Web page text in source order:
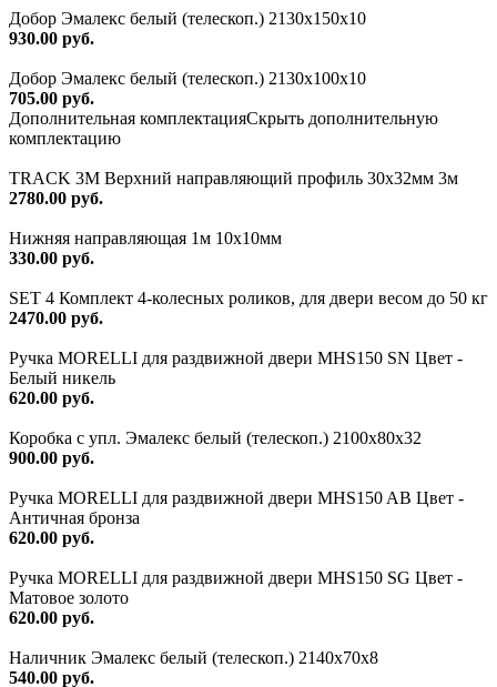
Добор Эмалекс белый (телескоп.) 2130х150х10
930.00 руб.
Добор Эмалекс белый (телескоп.) 2130х100х10
705.00 руб.
Дополнительная комплектацияСкрыть дополнительную
комплектацию
TRACK 3M Верхний направляющий профиль 30х32мм 3м
2780.00 руб.
Нижняя направляющая 1м 10х10мм
330.00 руб.
SET 4 Комплект 4-колесных роликов, для двери весом до 50 кг
2470.00 руб.
Ручка MORELLI для раздвижной двери MHS150 SN Цвет -
Белый никель
620.00 руб.
Коробка с упл. Эмалекс белый (телескоп.) 2100х80х32
900.00 руб.
Ручка MORELLI для раздвижной двери MHS150 AB Цвет -
Античная бронза
620.00 руб.
Ручка MORELLI для раздвижной двери MHS150 SG Цвет -
Матовое золото
620.00 руб.
Наличник Эмалекс белый (телескоп.) 2140x70x8
540.00 руб.